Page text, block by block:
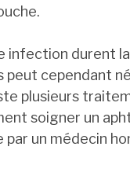
infection durent
peut cependant
plusieurs
soigner un
un médecin